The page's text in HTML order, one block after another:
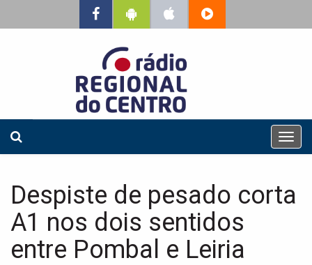
T
o
l
Despiste de pesado corta
A1 nos dois sentidos
entre Pombal e Leiria